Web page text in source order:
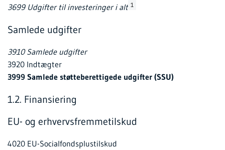
3699 Udgifter til investeringer i alt 1
Samlede udgifter
3910 Samlede udgifter
3920 Indtægter
3999 Samlede støtteberettigede udgifter (SSU)
1.2. Finansiering
EU- og erhvervsfremmetilskud
4020 EU-Socialfondsplustilskud